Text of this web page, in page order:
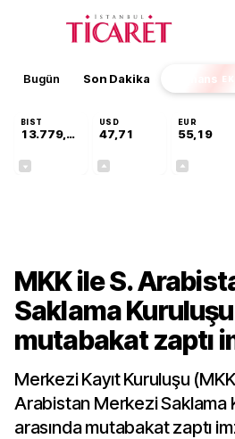
Bugün Son Dakika Finans
BIST
13.779,39
USD
47,71
EUR
55,19
MKK ile S.
Saklama
mutabakat zaptı
Merkezi Kayıt Kuruluşu
Arabistan Merkezi Saklama
arasında mutabakat zaptı